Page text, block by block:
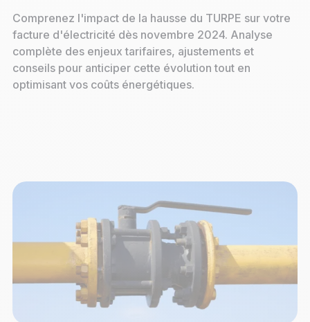
Comprenez l'impact de la hausse du TURPE sur votre
facture d'électricité dès novembre 2024. Analyse
complète des enjeux tarifaires, ajustements et
conseils pour anticiper cette évolution tout en
optimisant vos coûts énergétiques.